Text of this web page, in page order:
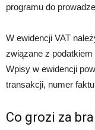
programu do
W ewidencji VAT
związane z podatkiem
Wpisy w ewidencji
transakcji, numer
Co grozi za